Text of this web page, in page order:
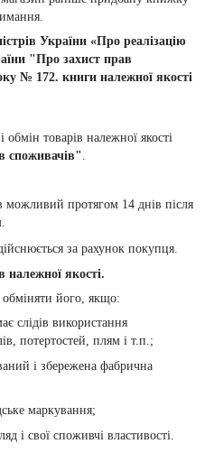
України «Про реалізацію
"Про захист прав
№ 172. книги належної якості
товарів належної якості
споживачів".
можливий протягом 14 днів після
за рахунок покупця.
якості.
його, якщо:
слідів використання
потертостей, плям і т.п.;
і збережена фабрична
маркування;
і свої споживчі властивості.